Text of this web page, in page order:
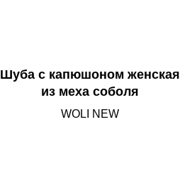
Шуба с капюшоном женская
из меха соболя
WOLI NEW